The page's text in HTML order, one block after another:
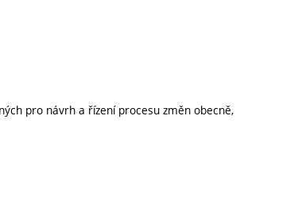
pro návrh a řízení procesu změn obecně,